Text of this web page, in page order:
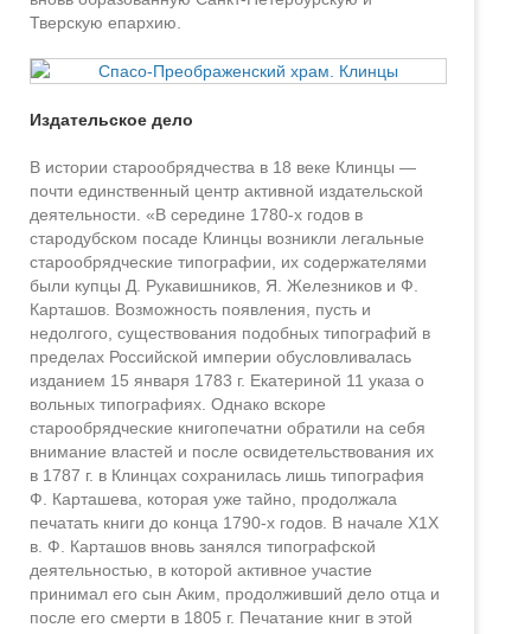
Тверскую епархию.
Издательское дело
В истории старообрядчества в 18 веке Клинцы —
почти единственный центр активной издательской
деятельности. «В середине 1780-х годов в
стародубском посаде Клинцы возникли легальные
старообрядческие типографии, их содержателями
были купцы Д. Рукавишников, Я. Железников и Ф.
Карташов. Возможность появления, пусть и
недолгого, существования подобных типографий в
пределах Российской империи обусловливалась
изданием 15 января 1783 г. Екатериной 11 указа о
вольных типографиях. Однако вскоре
старообрядческие книгопечатни обратили на себя
внимание властей и после освидетельствования их
в 1787 г. в Клинцах сохранилась лишь типография
Ф. Карташева, которая уже тайно, продолжала
печатать книги до конца 1790-х годов. В начале Х1Х
в. Ф. Карташов вновь занялся типографской
деятельностью, в которой активное участие
принимал его сын Аким, продолживший дело отца и
после его смерти в 1805 г. Печатание книг в этой